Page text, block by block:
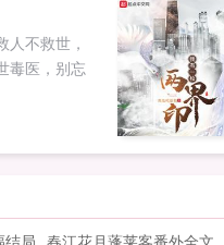
冬只想悲
所谓的一
货小流氓和
果您喜欢
不救世，
毒医，别忘
结局 春江花月蓬莱客番外全文